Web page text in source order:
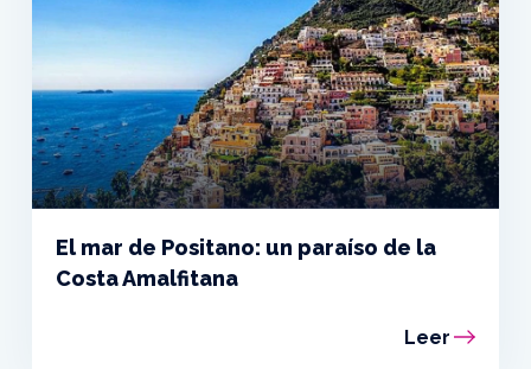
El mar de Positano: un paraíso de la
Costa Amalfitana
Leer